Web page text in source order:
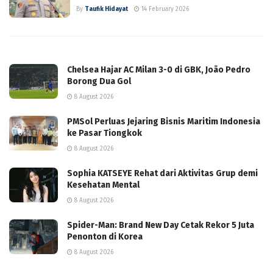
By Taufik Hidayat 14 February 2026
Chelsea Hajar AC Milan 3-0 di GBK, João Pedro
Borong Dua Gol
8 August 2026
PMSol Perluas Jejaring Bisnis Maritim Indonesia
ke Pasar Tiongkok
8 August 2026
Sophia KATSEYE Rehat dari Aktivitas Grup demi
Kesehatan Mental
8 August 2026
Spider-Man: Brand New Day Cetak Rekor 5 Juta
Penonton di Korea
8 August 2026